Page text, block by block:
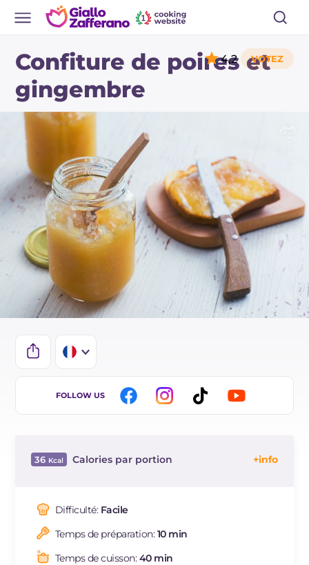
Confiture de poires et
gingembre
4,2
IT
DE
NL
FOLLOW US
36 Calories par portion
Dont sucres
Protéine
Graisses
Difficulté: Facile
Temps de préparation:10 min
Temps de cuisson:40 min